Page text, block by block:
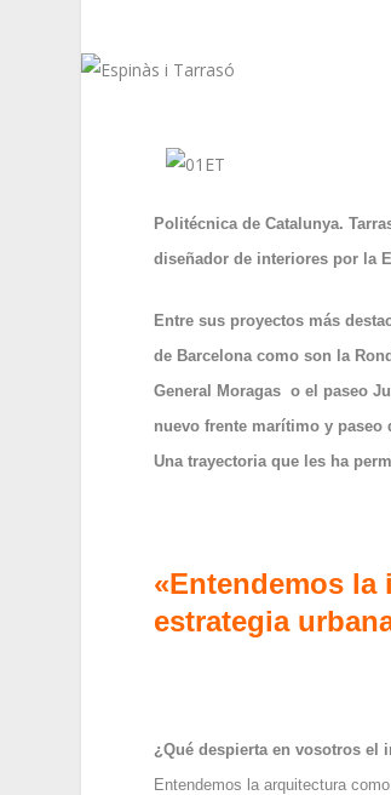
Politécnica de Catalunya.
diseñador de interiores por la
Entre sus proyectos más
de Barcelona como son la
General Moragas o el paseo
nuevo frente marítimo y paseo
Una trayectoria que les ha
«Entendemos
estrategia
¿Qué despierta en vosotros el
Entendemos la arquitectura